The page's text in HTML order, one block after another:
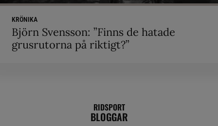
KRÖNIKA
Björn Svensson: ”Finns de hatade
grusrutorna på riktigt?”
RIDSPORT
BLOGGAR